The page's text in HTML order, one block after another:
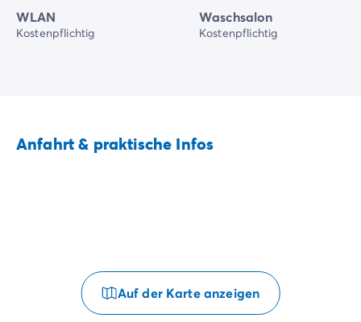
WLAN
Kostenpflichtig
Waschsalon
Kostenpflichtig
Anfahrt & praktische Infos
Auf der Karte anzeigen